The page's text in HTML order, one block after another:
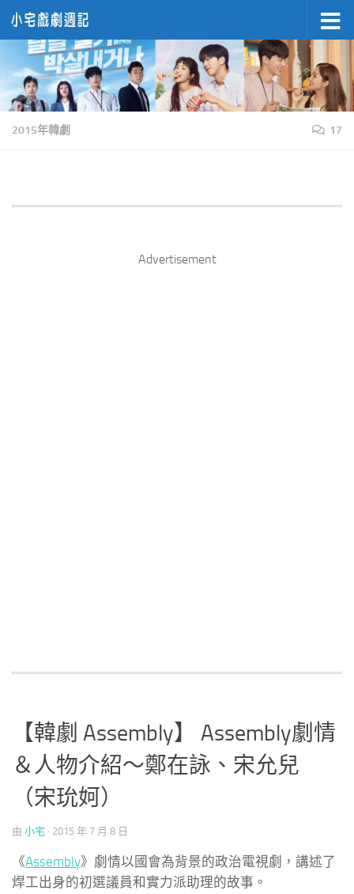
Skip to content
2015年韓劇 17
Advertisement
【韓劇 Assembly】 Assembly劇情
＆人物介紹～鄭在詠、宋允兒
（宋玧妸）
由 小宅 · 2015 年 7 月 8 日
《Assembly》劇情以國會為背景的政治電視劇，講述了
焊工出身的初選議員和實力派助理的故事。